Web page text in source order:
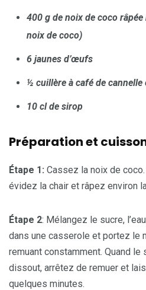
400 g de noix de coco
noix de coco)
6 jaunes d’œufs
½ cuillère à café de
10 cl de sirop
Préparation et
Étape 1: Cassez la noix de
évidez la chair et râpez environ
Étape 2: Mélangez le sucre,
dans une casserole et portez le
remuant constamment. Quand
dissout, arrêtez de remuer et
quelques minutes.